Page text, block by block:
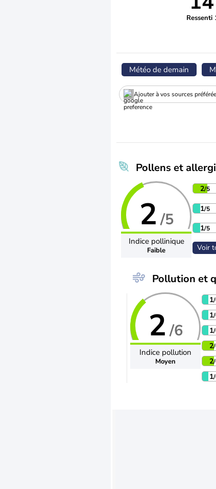
Ressenti
Météo de demain
Ajouter à vos sources
Pollens et
2 /5
Indice pollinique
Faible
2/5
1/5
1/5
Voir
Pollution et
2 /6
Indice pollution
Moyen
1
1
1
2
2
1